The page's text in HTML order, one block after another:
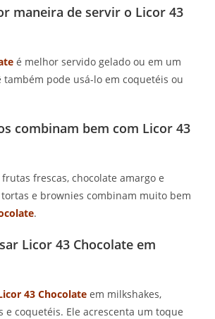
maneira de servir o Licor 43
é melhor servido gelado ou em um
também pode usá-lo em coquetéis ou
combinam bem com Licor 43
frescas, chocolate amargo e
e brownies combinam muito bem
.
Licor 43 Chocolate em
43 Chocolate em milkshakes,
e coquetéis. Ele acrescenta um toque